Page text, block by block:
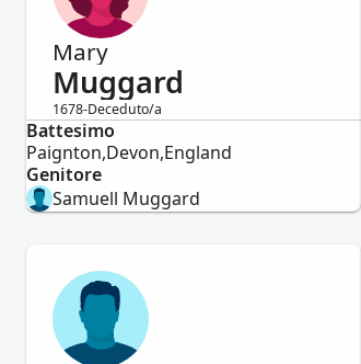
Mary
Muggard
1678-Deceduto/a
Femmina
Battesimo
Paignton,Devon,England
Genitore
Samuell Muggard